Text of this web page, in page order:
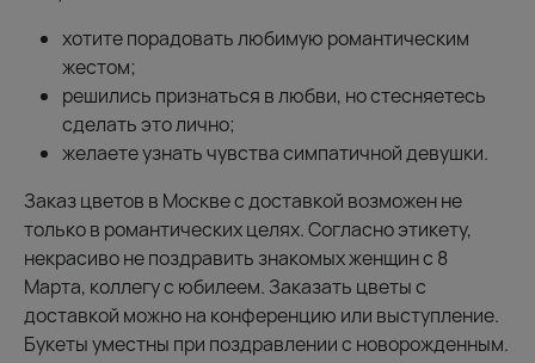
хотите порадовать любимую романтическим
жестом;
решились признаться в любви, но стесняетесь
сделать это лично;
желаете узнать чувства симпатичной девушки.
Заказ цветов в Москве с доставкой возможен не
только в романтических целях. Согласно этикету,
некрасиво не поздравить знакомых женщин с 8
Марта, коллегу с юбилеем. Заказать цветы с
доставкой можно на конференцию или выступление.
Букеты уместны при поздравлении с новорожденным.